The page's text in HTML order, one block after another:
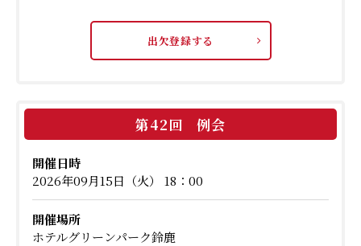
出欠登録する
第42回 例会
開催日時
2026年09月15日（火） 18：00
開催場所
ホテルグリーンパーク鈴鹿